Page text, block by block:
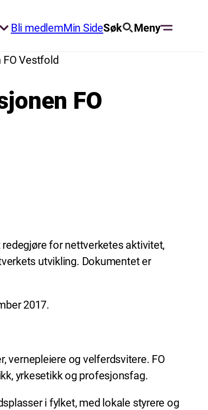
Bli medlemMin SideSøk Meny
Vestfold
FO
for nettverketes aktivitet,
utvikling. Dokumentet er
2017.
vernepleiere og velferdsvitere. FO
yrkesetikk og profesjonsfag.
i fylket, med lokale styrere og